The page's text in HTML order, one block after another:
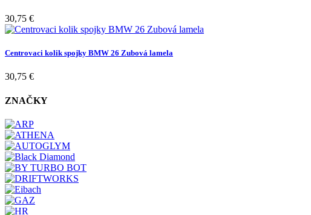
30,75 €
Centrovaci kolik spojky BMW 26 Zubová lamela
30,75 €
ZNAČKY